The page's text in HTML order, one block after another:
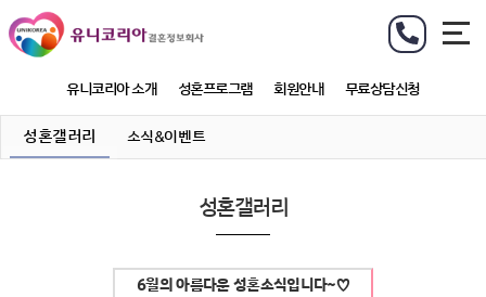
유니코리아 소개 성혼프로그램 회원안내 무료상담신청
성혼갤러리 소식&이벤트
성혼갤러리
6월의 아름다운 성혼소식입니다~♡